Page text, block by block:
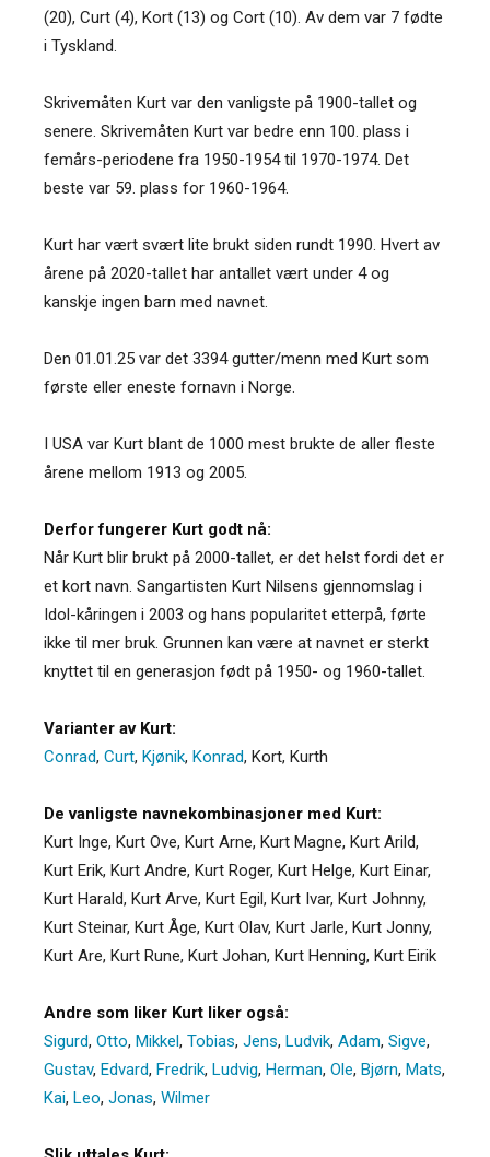
(20), Curt (4), Kort (13) og Cort (10). Av dem var 7 fødte
i Tyskland.
Skrivemåten Kurt var den vanligste på 1900-tallet og
senere. Skrivemåten Kurt var bedre enn 100. plass i
femårs-periodene fra 1950-1954 til 1970-1974. Det
beste var 59. plass for 1960-1964.
Kurt har vært svært lite brukt siden rundt 1990. Hvert av
årene på 2020-tallet har antallet vært under 4 og
kanskje ingen barn med navnet.
Den 01.01.25 var det 3394 gutter/menn med Kurt som
første eller eneste fornavn i Norge.
I USA var Kurt blant de 1000 mest brukte de aller fleste
årene mellom 1913 og 2005.
Derfor fungerer Kurt godt nå:
Når Kurt blir brukt på 2000-tallet, er det helst fordi det er
et kort navn. Sangartisten Kurt Nilsens gjennomslag i
Idol-kåringen i 2003 og hans popularitet etterpå, førte
ikke til mer bruk. Grunnen kan være at navnet er sterkt
knyttet til en generasjon født på 1950- og 1960-tallet.
Varianter av Kurt:
Conrad, Curt, Kjønik, Konrad, Kort, Kurth
De vanligste navnekombinasjoner med Kurt:
Kurt Inge, Kurt Ove, Kurt Arne, Kurt Magne, Kurt Arild,
Kurt Erik, Kurt Andre, Kurt Roger, Kurt Helge, Kurt Einar,
Kurt Harald, Kurt Arve, Kurt Egil, Kurt Ivar, Kurt Johnny,
Kurt Steinar, Kurt Åge, Kurt Olav, Kurt Jarle, Kurt Jonny,
Kurt Are, Kurt Rune, Kurt Johan, Kurt Henning, Kurt Eirik
Andre som liker Kurt liker også:
Sigurd, Otto, Mikkel, Tobias, Jens, Ludvik, Adam, Sigve,
Gustav, Edvard, Fredrik, Ludvig, Herman, Ole, Bjørn, Mats,
Kai, Leo, Jonas, Wilmer